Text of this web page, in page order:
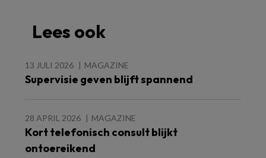
Lees ook
13 JULI 2026 MAGAZINE
Supervisie geven blijft spannend
28 APRIL 2026 MAGAZINE
Kort telefonisch consult blijkt
ontoereikend